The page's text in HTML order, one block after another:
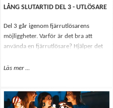
LÅNG SLUTARTID DEL 3 - UTLÖSARE
Del 3 går igenom fjärrutlösarens
möjliggheter. Varför är det bra att
använda en fjärrutlösare? Hjälper det
trådutlösare eller fjärrutlösare?
Läs merOm Lång slutartid Del 3 - Utlösare
...